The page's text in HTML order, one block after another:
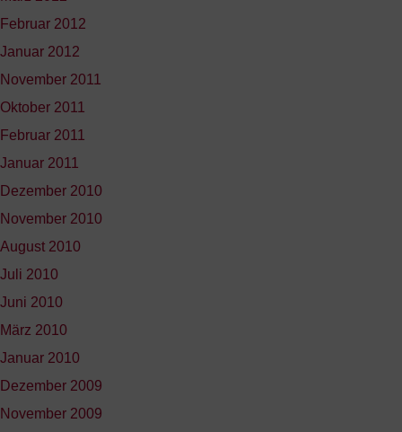
Februar 2012
Januar 2012
November 2011
Oktober 2011
Februar 2011
Januar 2011
Dezember 2010
November 2010
August 2010
Juli 2010
Juni 2010
März 2010
Januar 2010
Dezember 2009
November 2009